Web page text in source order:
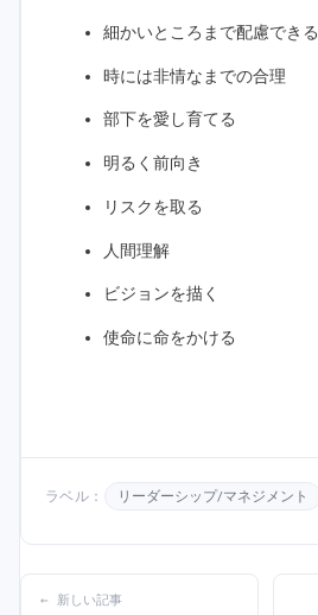
細かいところまで配慮できる
時には非情なまでの合理
部下を愛し育てる
明るく前向き
リスクを取る
人間理解
ビジョンを描く
使命に命をかける
ラベル： リーダーシップ/マネジメント
← 新しい記事